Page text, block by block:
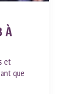
À
et
que